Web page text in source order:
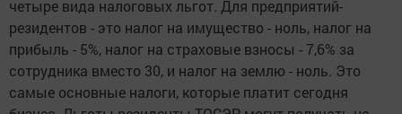
четыре вида налоговых льгот. Для предприятий-
резидентов - это налог на имущество - ноль, налог на
прибыль - 5%, налог на страховые взносы - 7,6% за
сотрудника вместо 30, и налог на землю - ноль. Это
самые основные налоги, которые платит сегодня